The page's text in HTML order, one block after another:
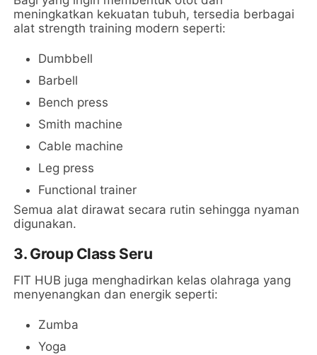
meningkatkan kekuatan tubuh, tersedia berbagai
alat strength training modern seperti:
Dumbbell
Barbell
Bench press
Smith machine
Cable machine
Leg press
Functional trainer
Semua alat dirawat secara rutin sehingga nyaman
digunakan.
3. Group Class Seru
FIT HUB juga menghadirkan kelas olahraga yang
menyenangkan dan energik seperti:
Zumba
Yoga